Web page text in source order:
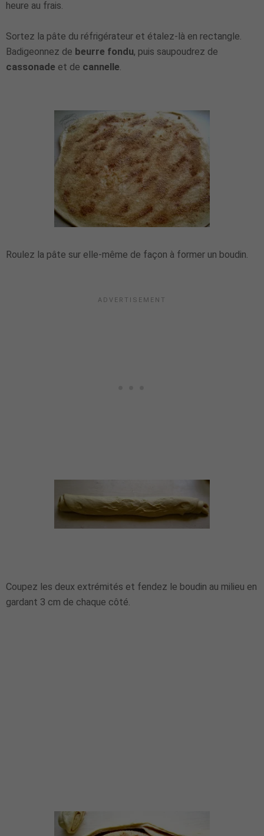
heure au frais.
Sortez la pâte du réfrigérateur et étalez-là en rectangle.
Badigeonnez de beurre fondu, puis saupoudrez de
cassonade et de cannelle.
Roulez la pâte sur elle-même de façon à former un boudin.
Coupez les deux extrémités et fendez le boudin au milieu en
gardant 3 cm de chaque côté.